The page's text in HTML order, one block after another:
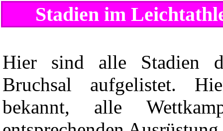
Stadien im
Hier sind alle Stadien
Bruchsal aufgelistet.
bekannt, alle